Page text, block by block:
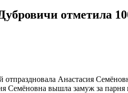
отметила
отпраздновала Анастасия
Семёновна вышла замуж за парня